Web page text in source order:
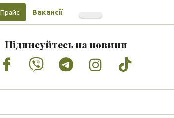
Прайс Вакансії
Підписуйтесь на новини
Facebook
VimeoTumblrInstagram
Tiktok